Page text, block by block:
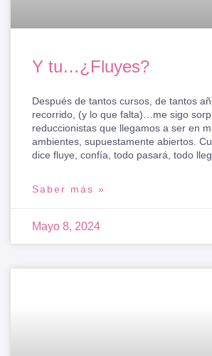
Y tu…¿Fluyes?
Después de tantos cursos, de tantos
recorrido, (y lo que falta)…me sigo
reduccionistas que llegamos a ser en
ambientes, supuestamente abiertos.
dice fluye, confía, todo pasará, todo
Saber más »
Mayo 8, 2024